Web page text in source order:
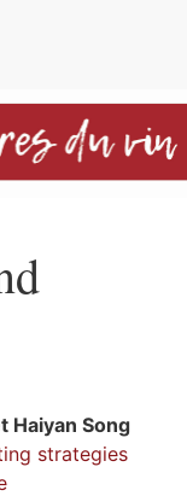
Haiyan Song
strategies